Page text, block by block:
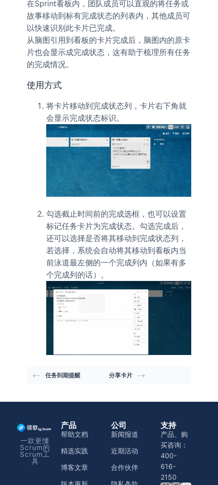
在Sprint看板内，团队成员可以直观的将任务或
故事移动到标有完成状态的列表内，其他成员可
以快速识别此卡片已完成。
从脑图引用到看板的卡片完成后，脑图内的原卡
片也会显示成完成状态，这有助于梳理所有任务
的完成情况。
使用方式
将卡片移动到完成状态列，卡片右下角就
会显示完成状态标识。
勾选截止时间前的完成选框，也可以设置
标记任务卡片为完成状态。勾选完成后，
还可以选择是否将其移动到完成状态列，
若选择，系统会自动将其移动到看板内当
前泳道最左侧的一个完成列内（如果有多
个完成列的话）。
任务到期提醒 分享卡片
一款更懂
Scrum的
Scrum工
具
产品
帮助文档
精选实践
博客文章
公司
新闻报道
近期活动
合作伙伴
支持
产品、购
买咨询：
400-
616-
2150